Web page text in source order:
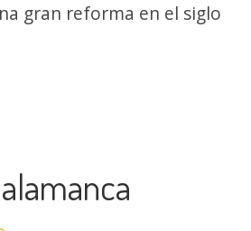
gran reforma en el siglo